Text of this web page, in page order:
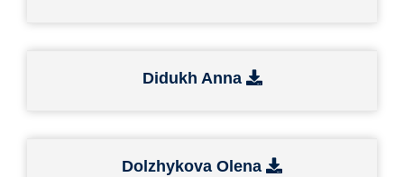
Didukh Anna
Dolzhykova Olena